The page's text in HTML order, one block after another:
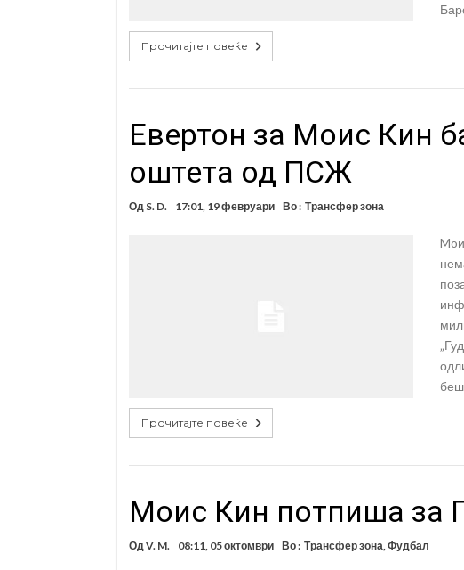
Прочитајте повеќе
Евертон за Моис Кин
оштета од ПСЖ
Од S. D. 17:01, 19 февруари Во : Трансфер зона
Прочитајте повеќе
Моис Кин потпиша за
Од V. M. 08:11, 05 октомври Во : Трансфер зона Фудбал